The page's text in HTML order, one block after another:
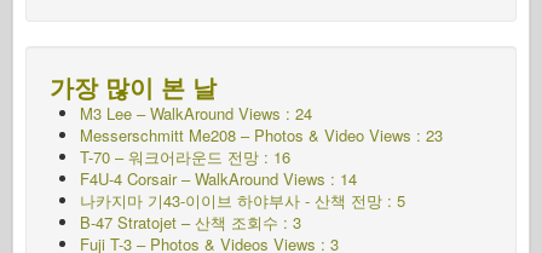
가장 많이 본 날
M3 Lee – WalkAround Views : 24
Messerschmitt Me208 – Photos & Video Views : 23
T-70 – 워크어라운드 전망 : 16
F4U-4 Corsair – WalkAround Views : 14
나카지마 기43-이이브 하야부사 - 산책 전망 : 5
B-47 Stratojet – 산책 조회수 : 3
Fuji T-3 – Photos & Videos Views : 3